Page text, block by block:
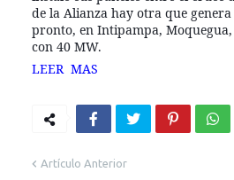
de la Alianza hay otra que genera
pronto, en Intipampa,
con 40 MW.
LEER MAS
Artículo Anterior